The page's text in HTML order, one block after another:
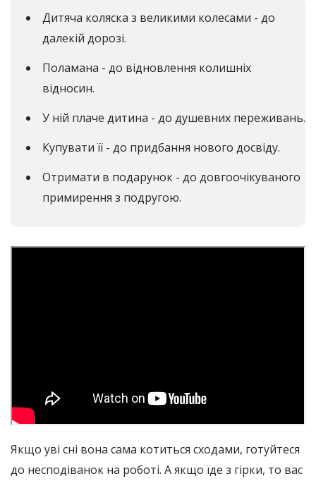
Дитяча коляска з великими колесами - до
далекій дорозі.
Поламана - до відновлення колишніх
відносин.
У ній плаче дитина - до душевних переживань.
Купувати її - до придбання нового досвіду.
Отримати в подарунок - до довгоочікуваного
примирення з подругою.
Якщо уві сні вона сама котиться сходами, готуйтеся
до несподіванок на роботі. А якщо їде з гірки, то вас